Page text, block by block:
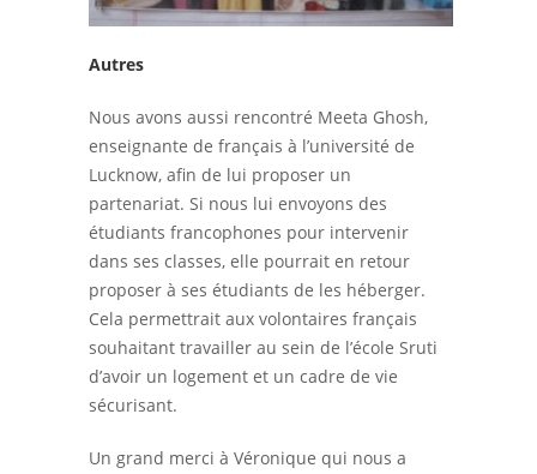
Autres
Nous avons aussi rencontré Meeta Ghosh,
enseignante de français à l’université de
Lucknow, afin de lui proposer un
partenariat. Si nous lui envoyons des
étudiants francophones pour intervenir
dans ses classes, elle pourrait en retour
proposer à ses étudiants de les héberger.
Cela permettrait aux volontaires français
souhaitant travailler au sein de l’école Sruti
d’avoir un logement et un cadre de vie
sécurisant.
Un grand merci à Véronique qui nous a